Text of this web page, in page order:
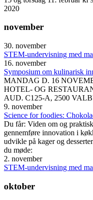
2020
november
30. november
STEM-undervisning med
16. november
Symposium om kulinarisk
MANDAG D. 16
HOTEL- OG
AUD. C125-A, 2500
9. november
Science for foodies:
Du får: Viden om og
gennemføre innovation i
udvikle på kager og
du møde:
2. november
STEM-undervisning med
oktober